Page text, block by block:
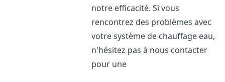
notre efficacité. Si vous
rencontrez des problèmes avec
votre système de chauffage eau,
n'hésitez pas à nous contacter
pour une